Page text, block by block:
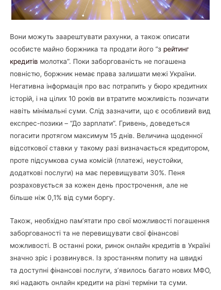
Вони можуть заарештувати рахунки, а також описати
особисте майно боржника та продати його “з рейтинг
кредитів молотка”. Поки заборгованість не погашена
повністю, боржник немає права залишати межі України.
Негативна інформація про вас потрапить у бюро кредитних
історій, і на цілих 10 років ви втратите можливість позичати
навіть мінімальні суми. Слід зазначити, що є особливий вид
експрес-позики – “До зарплати”. Гривень, доведеться
погасити протягом максимум 15 днів. Величина щоденної
відсоткової ставки у такому разі визначається кредитором,
проте підсумкова сума комісій (платежі, неустойки,
додаткові послуги) на має перевищувати 30%. Пеня
розраховується за кожен день прострочення, але не
більше ніж 0,1% від суми боргу.
Також, необхідно пам’ятати про свої можливості погашення
заборгованості та не перевищувати свої фінансові
можливості. В останні роки, ринок онлайн кредитів в Україні
значно зріс і розвинувся. Із зростанням попиту на швидкі
та доступні фінансові послуги, з’явилось багато нових МФО,
які надають онлайн кредити на різні терміни та суми.